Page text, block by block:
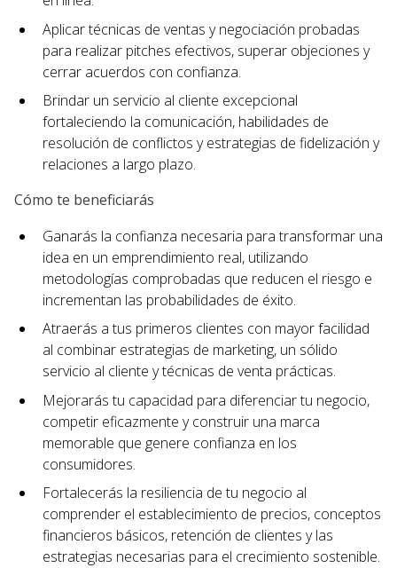
Aplicar técnicas de ventas y negociación probadas
para realizar pitches efectivos, superar objeciones y
cerrar acuerdos con confianza.
Brindar un servicio al cliente excepcional
fortaleciendo la comunicación, habilidades de
resolución de conflictos y estrategias de fidelización y
relaciones a largo plazo.
Cómo te beneficiarás
Ganarás la confianza necesaria para transformar una
idea en un emprendimiento real, utilizando
metodologías comprobadas que reducen el riesgo e
incrementan las probabilidades de éxito.
Atraerás a tus primeros clientes con mayor facilidad
al combinar estrategias de marketing, un sólido
servicio al cliente y técnicas de venta prácticas.
Mejorarás tu capacidad para diferenciar tu negocio,
competir eficazmente y construir una marca
memorable que genere confianza en los
consumidores.
Fortalecerás la resiliencia de tu negocio al
comprender el establecimiento de precios, conceptos
financieros básicos, retención de clientes y las
estrategias necesarias para el crecimiento sostenible.